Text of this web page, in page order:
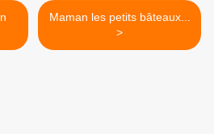
Maman les petits bâteaux...
>